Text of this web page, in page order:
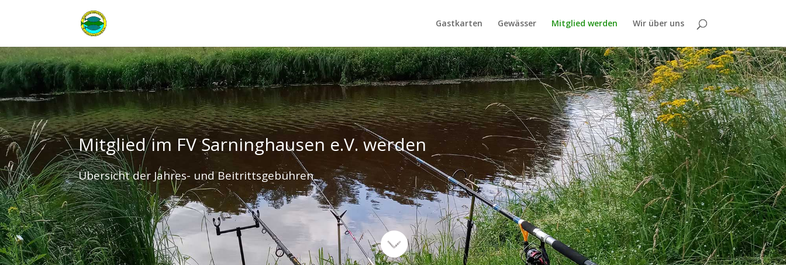
Gastkarten Gewässer Mitglied werden Wir über uns
Mitglied im FV Sarninghausen e.V. werden
Übersicht der Jahres- und Beitrittsgebühren
